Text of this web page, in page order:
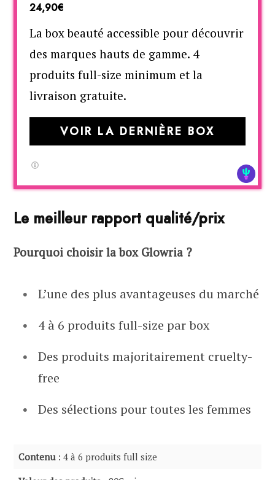
24,90€
La box beauté accessible pour découvrir
des marques hauts de gamme. 4
produits full-size minimum et la
livraison gratuite.
VOIR LA DERNIÈRE BOX
Le meilleur rapport qualité/prix
Pourquoi choisir la box Glowria ?
L’une des plus avantageuses du marché
4 à 6 produits full-size par box
Des produits majoritairement cruelty-
free
Des sélections pour toutes les femmes
Contenu: 4 à 6 produits full size